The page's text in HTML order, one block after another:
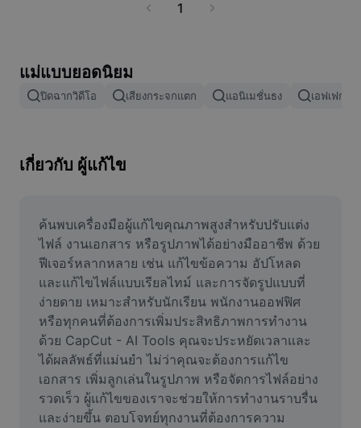
ผสานรูปภาพ
ปรับขนาดรูปภาพ
เครื่องมือสร้างมีม
AI Text Remover
AI People Remover
AI Inpainting
Face Cutout
วิดีโอ
1
แม่แบบยอดนิยม
ปิดฉากวิดีโอ เสียงกระจกแตก แอนิเมชั่นธง เอฟเฟกต์
เกี่ยวกับ ผู้แก้ไข
ค้นพบเครื่องมือผู้แก้ไขคุณภาพสูงสำหรับปรับแต่ง
ไฟล์ งานเอกสาร หรือรูปภาพได้อย่างมืออาชีพ ด้วย
ฟีเจอร์หลากหลาย เช่น แก้ไขข้อความ อัปโหลด
และแก้ไขไฟล์แบบเรียลไทม์ และการจัดรูปแบบที่
ง่ายดาย เหมาะสำหรับนักเรียน พนักงานออฟฟิศ
หรือทุกคนที่ต้องการเพิ่มประสิทธิภาพการทำงาน
ด้วย CapCut - AI Tools คุณจะประหยัดเวลาและ
ได้ผลลัพธ์ที่แม่นยำ ไม่ว่าคุณจะต้องการแก้ไข
เอกสาร เพิ่มลูกเล่นในรูปภาพ หรือจัดการไฟล์อย่าง
รวดเร็ว ผู้แก้ไขของเราจะช่วยให้การทำงานราบรื่น
และง่ายขึ้น ตอบโจทย์ทุกงานที่ต้องการความ